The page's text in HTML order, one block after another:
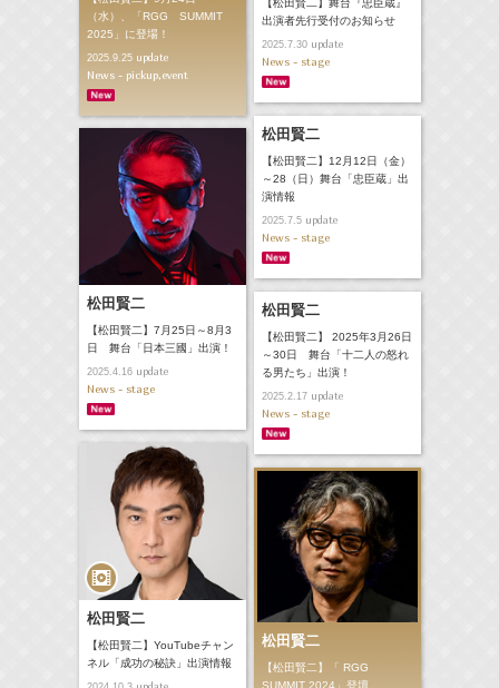
（水）、「RGG SUMMIT
2025」に登場！
2025.9.25update
News - pickup,event
【松田賢二】舞台『忠臣蔵』
出演者先行受付のお知らせ
2025.7.30update
News - stage
松田賢二
【松田賢二】12月12日（金）
～28（日）舞台「忠臣蔵」出
演情報
2025.7.5update
News - stage
松田賢二
【松田賢二】7月25日～8月3
日 舞台「日本三國」出演！
2025.4.16update
News - stage
松田賢二
【松田賢二】 2025年3月26日
～30日 舞台「十二人の怒れ
る男たち」出演！
2025.2.17update
News - stage
松田賢二
【松田賢二】YouTubeチャン
ネル「成功の秘訣」出演情報
松田賢二
【松田賢二】「 RGG
SUMMIT 2024」登壇